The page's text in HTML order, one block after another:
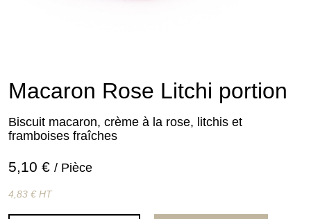
Macaron Rose Litchi portion
Biscuit macaron, crème à la rose, litchis et
framboises fraîches
5,10 € / Pièce
4,83 € HT